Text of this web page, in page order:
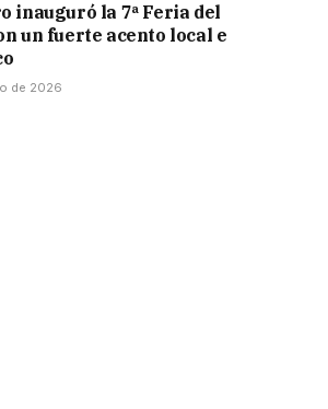
inauguró la 7ª Feria del
un fuerte acento local e
de 2026